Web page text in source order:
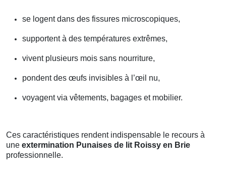
se logent dans des fissures microscopiques,
supportent à des températures extrêmes,
vivent plusieurs mois sans nourriture,
pondent des œufs invisibles à l’œil nu,
voyagent via vêtements, bagages et mobilier.
Ces caractéristiques rendent indispensable le recours à
une extermination Punaises de lit Roissy en Brie
professionnelle.